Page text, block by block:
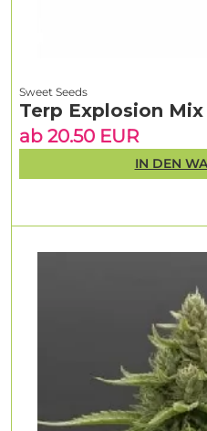
Sweet Seeds
Terp Explosion Mix
ab 20.50 EUR
IN DEN